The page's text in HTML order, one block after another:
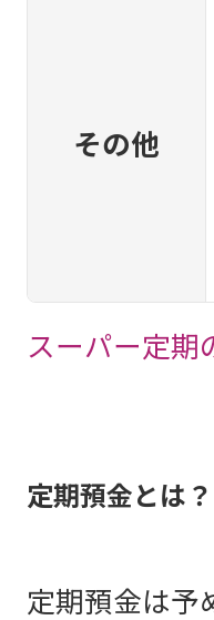
その他
スーパー定期
定期預金とは？
定期預金は予